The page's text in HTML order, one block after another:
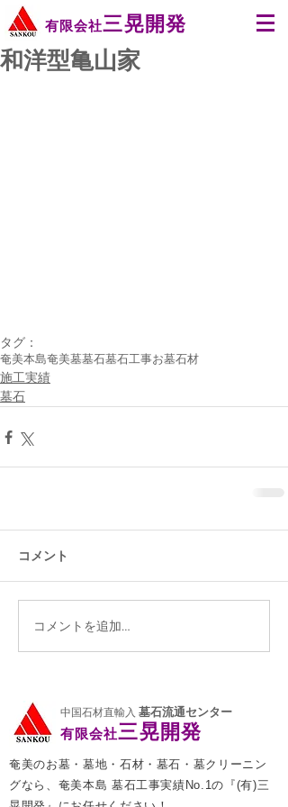
有限会社三晃開発
和洋型亀山家
タグ：
奄美本島奄美墓墓石墓石工事お墓石材
施工実績
墓石
コメント
コメントを追加…
有限会社三晃開発
中国石材直輸入 墓石流通センター
奄美のお墓・墓地・石材・墓石・墓クリーニン
グなら、奄美本島 墓石工事実績No.1の『(有)三